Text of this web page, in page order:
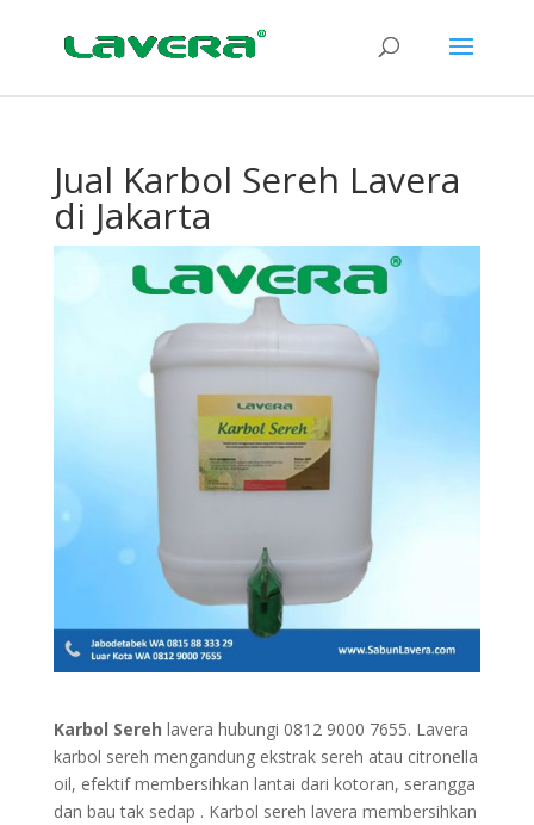
Jual Karbol Sereh Lavera
di Jakarta
Karbol Sereh lavera hubungi 0812 9000 7655. Lavera
karbol sereh mengandung ekstrak sereh atau citronella
oil, efektif membersihkan lantai dari kotoran, serangga
dan bau tak sedap . Karbol sereh lavera membersihkan